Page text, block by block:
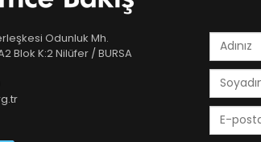
Odunluk Mh.
Blok K:2 Nilüfer / BURSA